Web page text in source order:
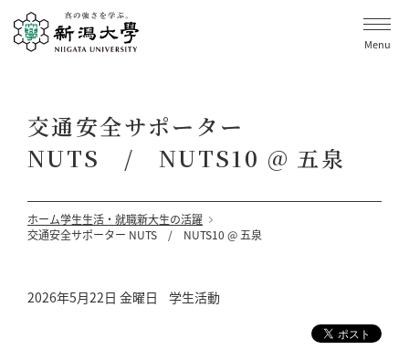
Menu
交通安全サポーター
NUTS / NUTS10 @ 五泉
ホーム学生生活・就職新大生の活躍
交通安全サポーター NUTS / NUTS10 @ 五泉
2026年5月22日 金曜日 学生活動